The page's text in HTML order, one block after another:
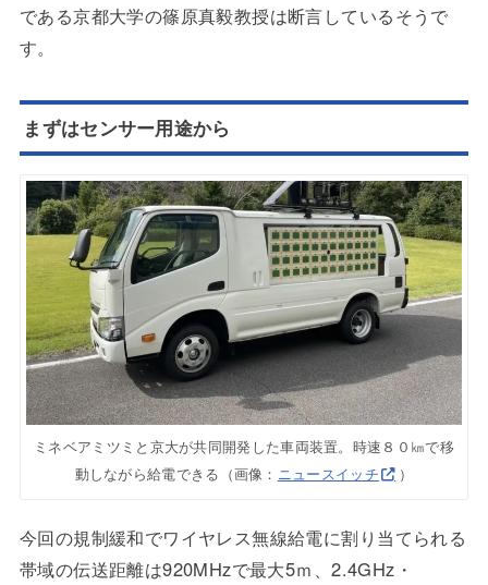
である京都大学の篠原真毅教授は断言しているそうで
す。
まずはセンサー用途から
ミネベアミツミと京大が共同開発した車両装置。時速８０㎞で移
動しながら給電できる（画像： ニュースイッチ ）
今回の規制緩和でワイヤレス無線給電に割り当てられる
帯域の伝送距離は920MHzで最大5ｍ、2.4GHz・